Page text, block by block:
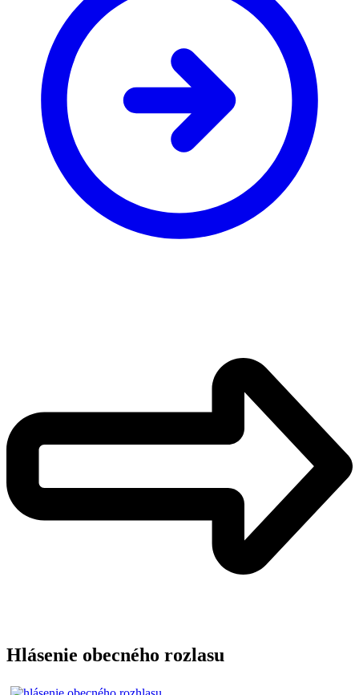
Hlásenie obecného rozlasu